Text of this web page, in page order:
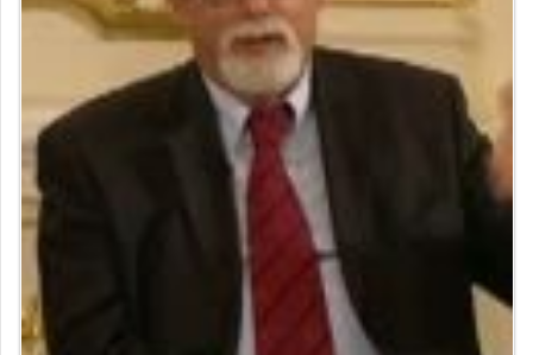
Organization discovery
Organization playlists
Contributors